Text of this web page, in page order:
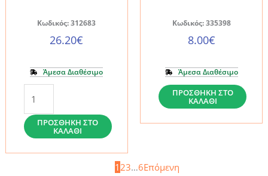
Κωδικός: 312683
26.20€
Άμεσα Διαθέσιμο
AirPods
Pro
3
ΠΡΟΣΘΉΚΗ ΣΤΟ
ΚΑΛΆΘΙ
Κωδικός: 335398
8.00€
Άμεσα Διαθέσιμο
Θήκη
Apple
AirPods
Tech-
ΠΡΟΣΘΉΚΗ ΣΤΟ
ΚΑΛΆΘΙ
123…6Επόμενη